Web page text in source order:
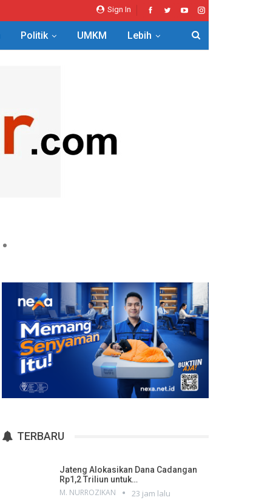
Sign In
Politik UMKM Lebih
TERBARU
Jateng Alokasikan Dana Cadangan
Rp1,2 Triliun untuk…
M. NURROZIKAN 23 jam lalu